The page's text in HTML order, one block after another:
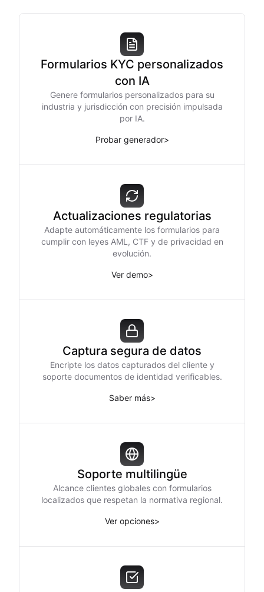
Formularios KYC personalizados
con IA
Genere formularios personalizados para su
industria y jurisdicción con precisión impulsada
por IA.
Probar generador>
Actualizaciones regulatorias
Adapte automáticamente los formularios para
cumplir con leyes AML, CTF y de privacidad en
evolución.
Ver demo>
Captura segura de datos
Encripte los datos capturados del cliente y
soporte documentos de identidad verificables.
Saber más>
Soporte multilingüe
Alcance clientes globales con formularios
localizados que respetan la normativa regional.
Ver opciones>